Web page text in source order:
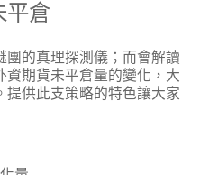
平倉
團的真理探測儀；而會解讀
資期貨未平倉量的變化，大
提供此支策略的特色讓大家